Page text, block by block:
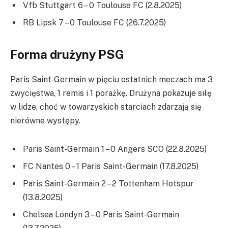
Vfb Stuttgart 6 – 0 Toulouse FC (2.8.2025)
RB Lipsk 7 – 0 Toulouse FC (26.7.2025)
Forma drużyny PSG
Paris Saint‑Germain w pięciu ostatnich meczach ma 3
zwycięstwa, 1 remis i 1 porażkę. Drużyna pokazuje siłę
w lidze, choć w towarzyskich starciach zdarzają się
nierówne występy.
Paris Saint-Germain 1 – 0 Angers SCO (22.8.2025)
FC Nantes 0 – 1 Paris Saint-Germain (17.8.2025)
Paris Saint-Germain 2 – 2 Tottenham Hotspur
(13.8.2025)
Chelsea Londyn 3 – 0 Paris Saint-Germain